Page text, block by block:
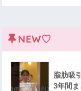
NEW♡
脂肪吸
3年間